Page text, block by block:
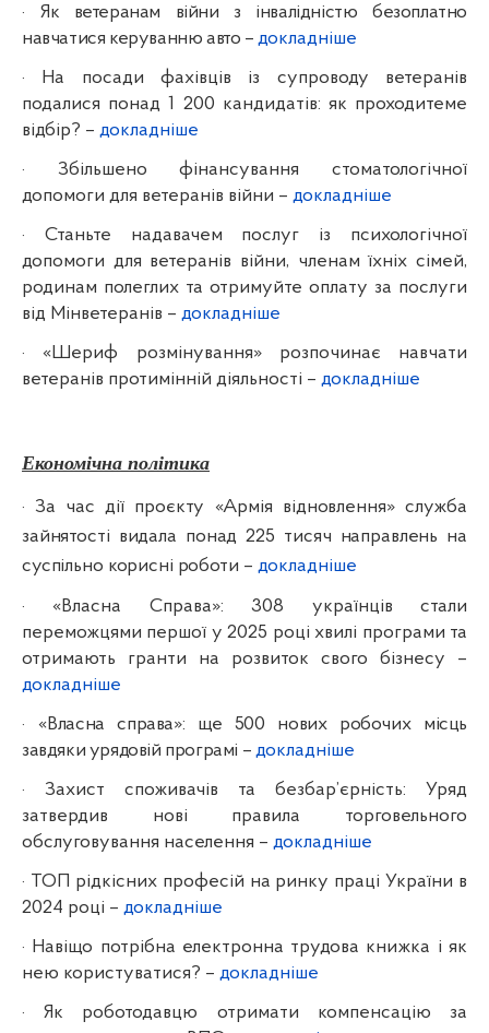
· Як ветеранам війни з інвалідністю безоплатно
навчатися керуванню авто –докладніше
·
На посади фахівців із супроводу ветеранів
подалися понад 1 200 кандидатів: як проходитеме
відбір? – докладніше
· Збільшено фінансування стоматологічної
допомоги для ветеранів війни – докладніше
· Станьте надавачем послуг із психологічної
допомоги для ветеранів війни, членам їхніх сімей,
родинам полеглих та отримуйте оплату за послуги
від Мінветеранів – докладніше
·«Шериф розмінування» розпочинає навчати
ветеранів протимінній діяльності – докладніше
Економічна політика
· За час дії проєкту «Армія відновлення» служба
зайнятості видала понад 225 тисяч направлень на
суспільно корисні роботи – докладніше
·«Власна Cправа»: 308 українців стали
переможцями першої у 2025 році хвилі програми та
отримають гранти на розвиток свого бізнесу –
докладніше
·«Власна справа»: ще 500 нових робочих місць
завдяки урядовій програмі – докладніше
· Захист споживачів та безбар’єрність: Уряд
затвердив нові правила торговельного
обслуговування населення – докладніше
· ТОП рідкісних професій на ринку праці України в
2024 році – докладніше
· Навіщо потрібна електронна трудова книжка і як
нею користуватися? – докладніше
·Як роботодавцю отримати компенсацію за